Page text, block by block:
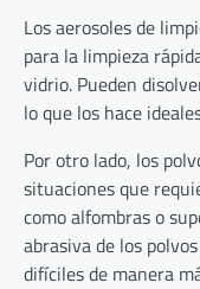
Los aerosoles de
para la limpieza
vidrio. Pueden
lo que los hace
Por otro lado, los
situaciones que
como alfombras o
abrasiva de los
difíciles de manera